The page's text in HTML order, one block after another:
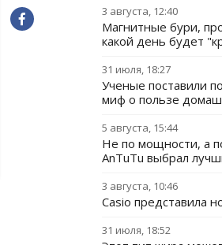
3 августа, 12:40
Магнитные бури,
какой день будет
31 июля, 18:27
Ученые поставили
миф о пользе
5 августа, 15:44
Не по мощности, а
AnTuTu выбрал
3 августа, 10:46
Casio представила
31 июля, 18:52